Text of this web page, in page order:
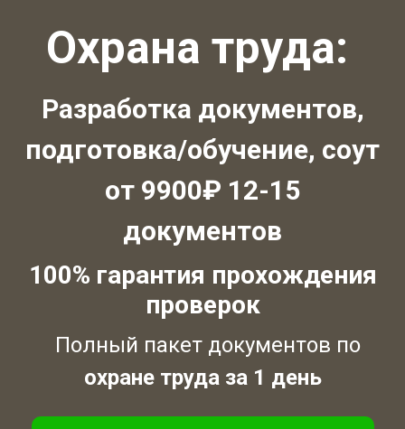
Охрана труда:
Разработка документов,
подготовка/обучение, соут
от 9900₽ 12-15
документов
100% гарантия прохождения
проверок
Полный пакет документов по
охране труда за 1 день